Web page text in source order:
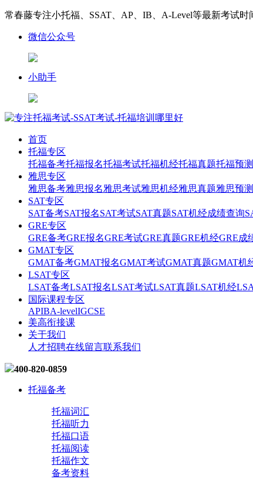
常春藤专注小托福、SSAT、AP、IB、A-Level等最新考试时
微信公众号
小助手
首页
托福专区
托福备考托福报名托福考试托福机经托福真题托福预测
雅思专区
雅思备考雅思报名雅思考试雅思机经雅思真题雅思预测
SAT专区
SAT备考SAT报名SAT考试SAT真题SAT机经成绩查询
GRE专区
GRE备考GRE报名GRE考试GRE真题GRE机经GRE成
GMAT专区
GMAT备考GMAT报名GMAT考试GMAT真题GMAT机
LSAT专区
LSAT备考LSAT报名LSAT考试LSAT真题LSAT机经
国际课程专区
APIBA-levelIGCSE
美高衔接课
关于我们
人才招聘在线留言联系我们
400-820-0859
托福备考
托福词汇
托福听力
托福口语
托福阅读
托福作文
备考资料